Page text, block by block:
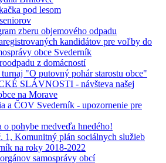
pod lesom
zberu objemového odpadu
kandidátov pre voľby do
obce Svederník
z domácností
"O putovný pohár starostu obce"
SLÁVNOSTI - návšteva našej
na Morave
a ČOV Svederník - upozornenie pre
o pohybe medveďa hnedého!
1, Komunitný plán sociálnych služieb
na roky 2018-2022
samosprávy obcí